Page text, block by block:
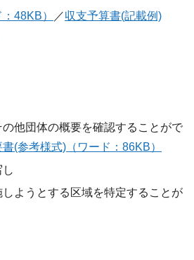
48KB）
／収支予算書(記載例)
他団体の概要を確認することがで
(参考様式)（ワード：86KB）
ようとする区域を特定することが